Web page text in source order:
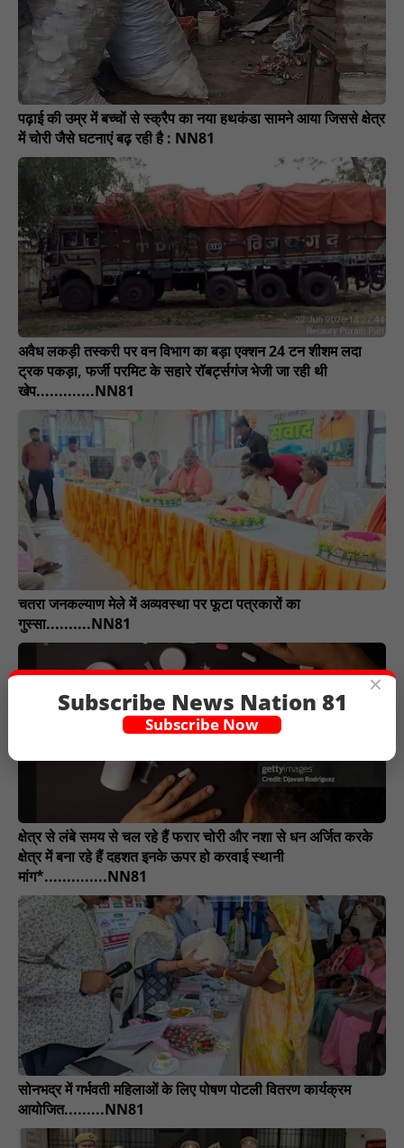
पढ़ाई की उम्र में बच्चों से स्क्रैप का नया हथकंडा सामने आया जिससे क्षेत्र
में चोरी जैसे घटनाएं बढ़ रही है : NN81
अवैध लकड़ी तस्करी पर वन विभाग का बड़ा एक्शन 24 टन शीशम लदा
ट्रक पकड़ा, फर्जी परमिट के सहारे रॉबर्ट्सगंज भेजी जा रही थी
खेप.............NN81
चतरा जनकल्याण मेले में अव्यवस्था पर फूटा पत्रकारों का
गुस्सा..........NN81
क्षेत्र से लंबे समय से चल रहे हैं फरार चोरी और नशा से धन अर्जित करके
क्षेत्र में बना रहे हैं दहशत इनके ऊपर हो करवाई स्थानी
मांग*..............NN81
सोनभद्र में गर्भवती महिलाओं के लिए पोषण पोटली वितरण कार्यक्रम
आयोजित.........NN81
×
Subscribe News Nation 81
Subscribe Now